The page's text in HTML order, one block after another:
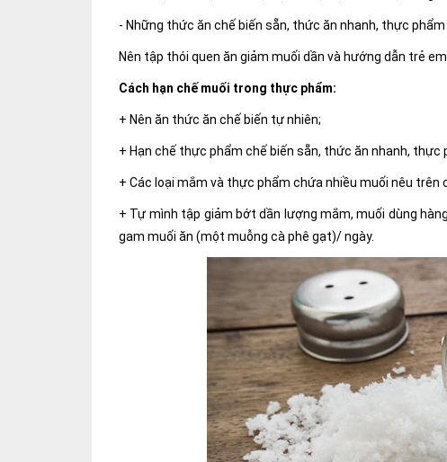
- Những thức ăn chế biến sẵn, thức ăn nhanh, thực
Nên tập thói quen ăn giảm muối dần và hướng dẫn trẻ
Cách hạn chế muối trong thực phẩm:
+ Nên ăn thức ăn chế biến tự nhiên;
+ Hạn chế thực phẩm chế biến sẵn, thức ăn nhanh, thực
+ Các loại mắm và thực phẩm chứa nhiều muối nêu trên
+ Tự mình tập giảm bớt dần lượng mắm, muối dùng
gam muối ăn (một muỗng cà phê gạt)/ ngày.